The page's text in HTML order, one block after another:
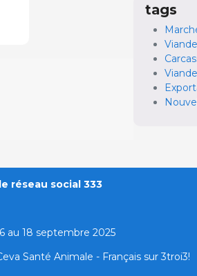
tags
Viande
réseau social 333
au 18 septembre 2025
Santé Animale - Français sur 3troi3!